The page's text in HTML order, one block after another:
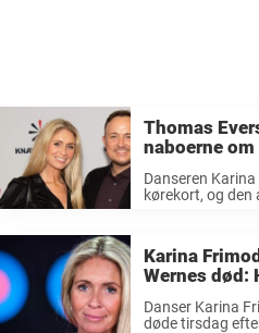
Thomas
naboerne
Her er hans
Danseren
kørekort, og den
Mathilde, for
Karina
Wernes død:
tanker om
Danser Karina
døde tirsdag